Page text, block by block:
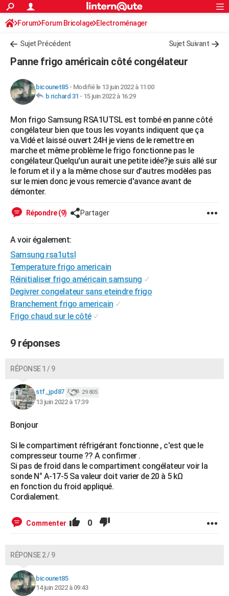
ACTUALITÉS
Politique
Société
Faits Divers
Education
Monde
Villes
+
Retraite
Impôts
Epargne
Immobilier
Risques naturels par ville
Banque
Assurance
Crédit
AUTO
HIGH-TECH
Mobiles
Meilleur smartphone
Internet
Ordinateurs
Jeux vidéo
Guide high-tech
+BRICOLAGE
Forum
Aménagement intérieur
Extérieur
Cuisine
Salle de bains
Jardinage
Rangement
WEEK-END
Guides de France
Escapades
Patrimoine
Expositions
Musées
Week-end nature
LIFESTYLE
Alimentation
Guide de la santé
Maladies
Médicaments
Sommeil
Destinations
City break
Voyage nature
Voyage de noces
Forum
Climat
+PHOTO
GUIDES D'ACHAT
BONS PLANS
CARTE DE VOEUX
Carte de Noël
Carte Bonne année
Carte Saint-Valentin
Carte Pâques
Carte d'anniversaire
Dictionnaire
Biographies
Citations
Expressions
Proverbes
PROGRAMME TV
COPAINS D'AVANT
S'inscrire
Se connecter
Lycées
Collèges
Primaires
Universités
Entreprises
Service militaire
Avis de recherche
AVIS DE DÉCÈS
FORUM
Bricolage
Lifestyle
Culture
Sport
Auto
Television
Voyage
Cinema
S'inscrire
Connexion
Forum Forum Bricolage Electroménager
Sujet Précédent Sujet Suivant
Panne frigo américain côté congélateur
bicounet85- Modifié le 13 juin 2022 à 11:00
b richard 31 - 15 juin 2022 à 16:29
Mon frigo Samsung RSA1UTSL est tombé en panne côté
congélateur bien que tous les voyants indiquent que ça
va.Vidé et laissé ouvert 24H je viens de le remettre en
marche et même problème le frigo fonctionne pas le
congélateur.Quelqu'un aurait une petite idée?je suis allé sur
le forum et il y a la même chose sur d'autres modèles pas
sur le mien donc je vous remercie d'avance avant de
démonter.
Répondre (9) Partager
A voir également:
Samsung rsa1utsl
Temperature frigo americain
Réinitialiser frigo américain samsung ✓
Degivrer congelateur sans eteindre frigo
Branchement frigo americain ✓
Frigo chaud sur le côté ✓
9 réponses
RÉPONSE 1 / 9
stf_jpd87 29 805
13 juin 2022 à 17:39
Bonjour
Si le compartiment réfrigérant fonctionne , c'est que le
compresseur tourne ?? A confirmer .
Si pas de froid dans le compartiment congélateur voir la
sonde N° A-17-5 Sa valeur doit varier de 20 à 5 kΩ
en fonction du froid appliqué.
Cordialement.
Commenter 0
RÉPONSE 2 / 9
bicounet85
14 juin 2022 à 09:43